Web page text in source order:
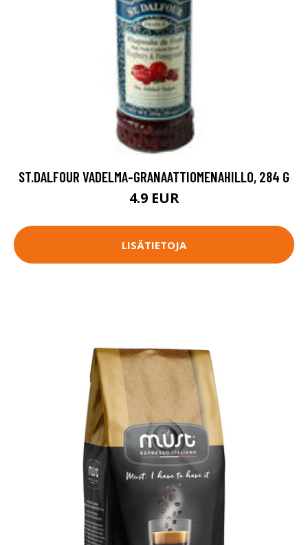
ST.DALFOUR VADELMA-GRANAATTIOMENAHILLO, 284 G
4.9 EUR
LISÄTIETOJA